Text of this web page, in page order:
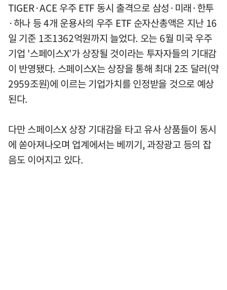
TIGER·ACE 우주 ETF 동시 출격으로 삼성·미래·한투
·하나 등 4개 운용사의 우주 ETF 순자산총액은 지난 16
일 기준 1조1362억원까지 늘었다. 오는 6월 미국 우주
기업 '스페이스X'가 상장될 것이라는 투자자들의 기대감
이 반영됐다. 스페이스X는 상장을 통해 최대 2조 달러(약
2959조원)에 이르는 기업가치를 인정받을 것으로 예상
된다.
다만 스페이스X 상장 기대감을 타고 유사 상품들이 동시
에 쏟아져나오며 업계에서는 베끼기, 과장광고 등의 잡
음도 이어지고 있다.